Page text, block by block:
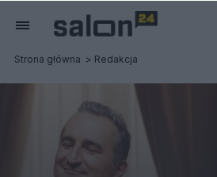
Strona główna Redakcja